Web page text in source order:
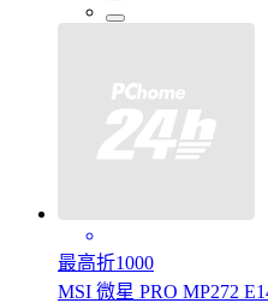
最高折1000
MSI 微星 PRO MP272